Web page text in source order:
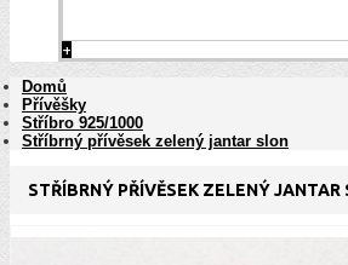
+
Domů
Přívěšky
Stříbro 925/1000
Stříbrný přívěsek zelený jantar slon
STŘÍBRNÝ PŘÍVĚSEK ZELENÝ JANTAR